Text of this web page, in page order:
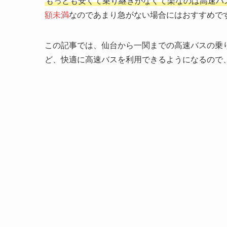
額未満なのであまり急がない場合にはおすすめで
この記事では、仙台から一関までの高速バスの
ど、快適に高速バスを利用できるようになるの